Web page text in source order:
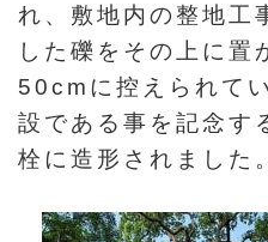
れ、敷地内の整地工
した礫をその上に置
50cmに控えられて
設である事を記念す
栓に造形されました。